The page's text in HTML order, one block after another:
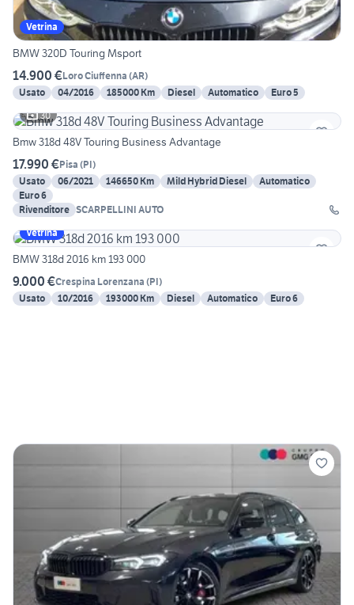
Vetrina
BMW 320D Touring Msport
14.900 €Loro Ciuffenna (AR)
Usato
04/2016 185000 Km Diesel Automatico
Euro 5
30
Bmw 318d 48V Touring Business Advantage
17.990 €Pisa (PI)
Usato
06/2021 146650 Km Mild Hybrid Diesel
Automatico
Euro 6
Rivenditore SCARPELLINI AUTO
Vetrina
BMW 318d 2016 km 193 000
9.000 €Crespina Lorenzana (PI)
Usato
10/2016 193000 Km Diesel Automatico Euro 6